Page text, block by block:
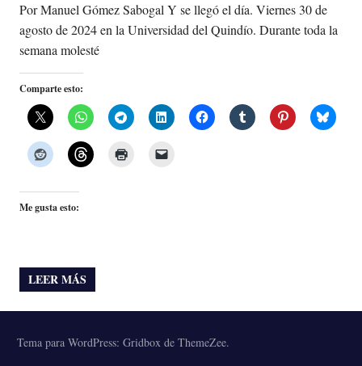
Por Manuel Gómez Sabogal Y se llegó el día. Viernes 30 de
agosto de 2024 en la Universidad del Quindío. Durante toda la
semana molesté
Comparte esto:
Me gusta esto:
LEER MÁS
Tema para WordPress: Gridbox de ThemeZee.